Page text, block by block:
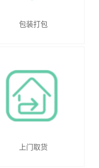
包装打包
上门取货